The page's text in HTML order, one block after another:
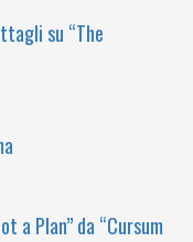
su “The
a Plan” da “Cursum